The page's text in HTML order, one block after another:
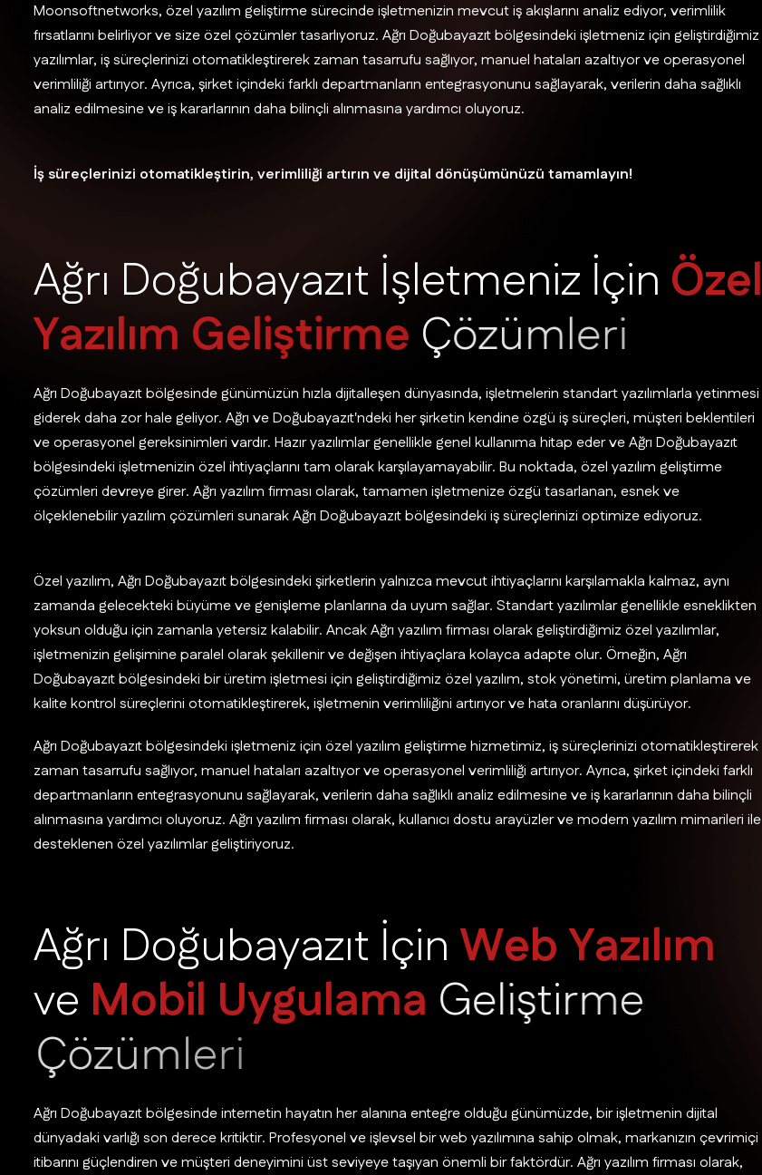
Moonsoftnetworks, özel yazılım geliştirme sürecinde işletmenizin mevcut iş akışlarını analiz ediyor, verimlilik
fırsatlarını belirliyor ve size özel çözümler tasarlıyoruz. Ağrı Doğubayazıt bölgesindeki işletmeniz için geliştirdiğimiz
yazılımlar, iş süreçlerinizi otomatikleştirerek zaman tasarrufu sağlıyor, manuel hataları azaltıyor ve operasyonel
verimliliği artırıyor. Ayrıca, şirket içindeki farklı departmanların entegrasyonunu sağlayarak, verilerin daha sağlıklı
analiz edilmesine ve iş kararlarının daha bilinçli alınmasına yardımcı oluyoruz.
İş süreçlerinizi otomatikleştirin, verimliliği artırın ve dijital dönüşümünüzü tamamlayın!
Ağrı Doğubayazıt İşletmeniz İçin Özel
Yazılım Geliştirme Çözümleri
Ağrı Doğubayazıt bölgesinde günümüzün hızla dijitalleşen dünyasında, işletmelerin standart yazılımlarla yetinmesi
giderek daha zor hale geliyor. Ağrı ve Doğubayazıt'ndeki her şirketin kendine özgü iş süreçleri, müşteri beklentileri
ve operasyonel gereksinimleri vardır. Hazır yazılımlar genellikle genel kullanıma hitap eder ve Ağrı Doğubayazıt
bölgesindeki işletmenizin özel ihtiyaçlarını tam olarak karşılayamayabilir. Bu noktada, özel yazılım geliştirme
çözümleri devreye girer. Ağrı yazılım firması olarak, tamamen işletmenize özgü tasarlanan, esnek ve
ölçeklenebilir yazılım çözümleri sunarak Ağrı Doğubayazıt bölgesindeki iş süreçlerinizi optimize ediyoruz.
Özel yazılım, Ağrı Doğubayazıt bölgesindeki şirketlerin yalnızca mevcut ihtiyaçlarını karşılamakla kalmaz, aynı
zamanda gelecekteki büyüme ve genişleme planlarına da uyum sağlar. Standart yazılımlar genellikle esneklikten
yoksun olduğu için zamanla yetersiz kalabilir. Ancak Ağrı yazılım firması olarak geliştirdiğimiz özel yazılımlar,
işletmenizin gelişimine paralel olarak şekillenir ve değişen ihtiyaçlara kolayca adapte olur. Örneğin, Ağrı
Doğubayazıt bölgesindeki bir üretim işletmesi için geliştirdiğimiz özel yazılım, stok yönetimi, üretim planlama ve
kalite kontrol süreçlerini otomatikleştirerek, işletmenin verimliliğini artırıyor ve hata oranlarını düşürüyor.
Ağrı Doğubayazıt bölgesindeki işletmeniz için özel yazılım geliştirme hizmetimiz, iş süreçlerinizi otomatikleştirerek
zaman tasarrufu sağlıyor, manuel hataları azaltıyor ve operasyonel verimliliği artırıyor. Ayrıca, şirket içindeki farklı
departmanların entegrasyonunu sağlayarak, verilerin daha sağlıklı analiz edilmesine ve iş kararlarının daha bilinçli
alınmasına yardımcı oluyoruz. Ağrı yazılım firması olarak, kullanıcı dostu arayüzler ve modern yazılım mimarileri ile
desteklenen özel yazılımlar geliştiriyoruz.
Ağrı Doğubayazıt İçin WebYazılım
ve Mobil Uygulama Geliştirme
Çözümleri
Ağrı Doğubayazıt bölgesinde internetin hayatın her alanına entegre olduğu günümüzde, bir işletmenin dijital
dünyadaki varlığı son derece kritiktir. Profesyonel ve işlevsel bir web yazılımına sahip olmak, markanızın çevrimiçi
itibarını güçlendiren ve müşteri deneyimini üst seviyeye taşıyan önemli bir faktördür. Ağrı yazılım firması olarak,